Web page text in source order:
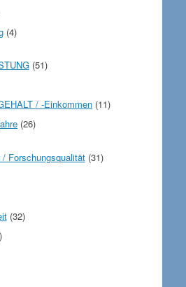
(4)
(51)
/ -Einkommen (11)
(26)
Forschungsqualität(31)
(32)